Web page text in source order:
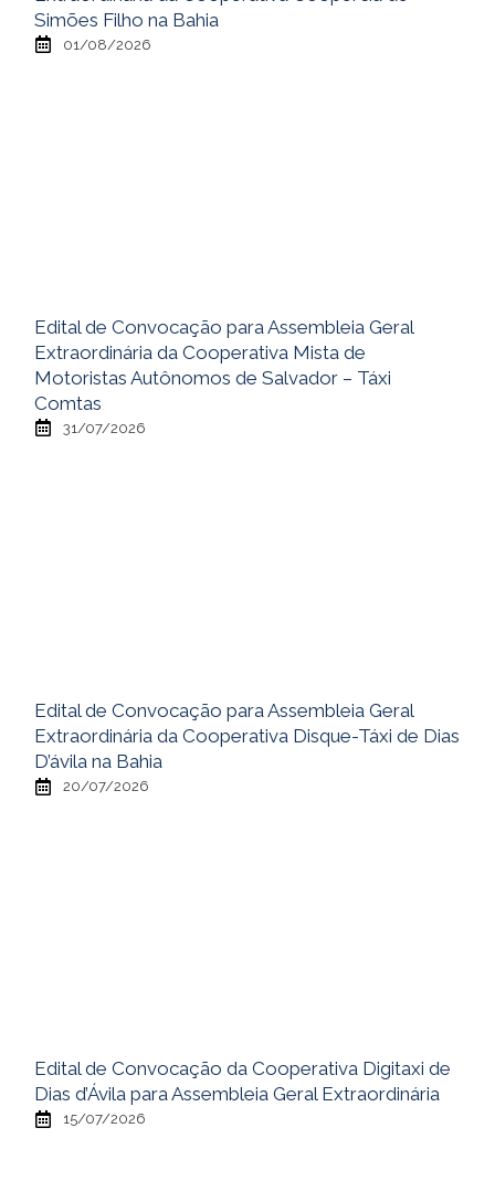
Simões Filho na Bahia
01/08/2026
Edital de Convocação para Assembleia Geral
Extraordinária da Cooperativa Mista de
Motoristas Autônomos de Salvador – Táxi
Comtas
31/07/2026
Edital de Convocação para Assembleia Geral
Extraordinária da Cooperativa Disque-Táxi de Dias
D’ávila na Bahia
20/07/2026
Edital de Convocação da Cooperativa Digitaxi de
Dias d’Ávila para Assembleia Geral Extraordinária
15/07/2026